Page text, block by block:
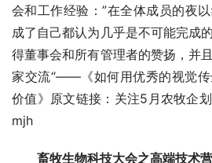
会和工作经验：”在全体成员的夜
成了自己都认为几乎是不可能完成
得董事会和所有管理者的赞扬，并
家交流“——《如何用优秀的视觉
价值》原文链接：关注5月农牧企
mjh
畜牧生物科技大会之高端技术